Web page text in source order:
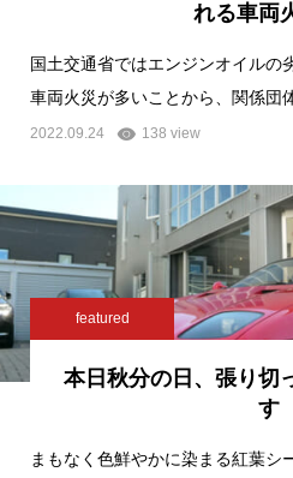
れる車両
国土交通省ではエンジンオイルの
車両火災が多いことから、関係団
2022.09.24 138 view
featured
本日秋分の日、張り切
す
まもなく色鮮やかに染まる紅葉シ